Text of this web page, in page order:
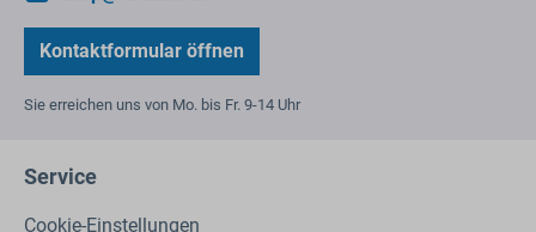
Kontaktformular öffnen
Sie erreichen uns von Mo. bis Fr. 9-14 Uhr
Service
Cookie-Einstellungen